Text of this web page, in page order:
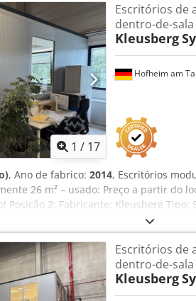
1 / 17
Hofheim am
Escritórios de
dentro-de-sala
Kleusberg
, Ano de fabrico: 2014, Escritórios
26 m² – usado: Preço a partir do
Posição 2: Fabricante: Kleusberg
provavelmente 2014 Telhado
aproximadamente 1,03 m
4,24 m (4 módulos) Altura
são fechados em três lados e,
Estado: bom. Disponível: a partir de
Credpfx Aszqz A Eeaxsf
Escritórios de
dentro-de-sala
Kleusberg